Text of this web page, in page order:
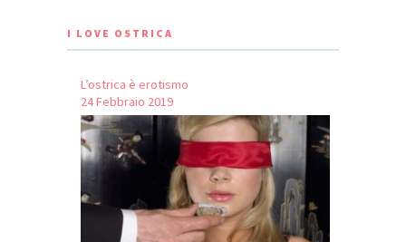
I LOVE OSTRICA
L’ostrica è erotismo
24 Febbraio 2019